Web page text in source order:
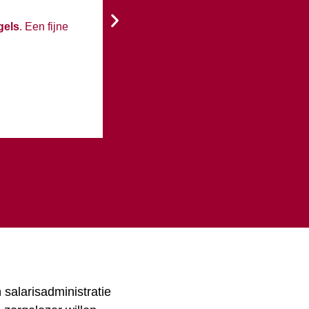
. Een fijne
Kortom: AvPS zorgt ervoor dat onze
salarisadministratie